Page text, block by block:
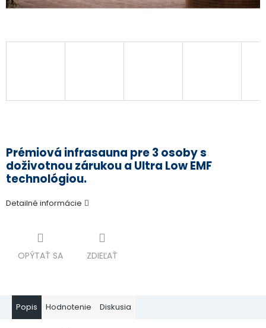
cena:
Prémiová infrasauna pre 3 osoby s
doživotnou zárukou a Ultra Low EMF
technológiou.
Detailné informácie
OPÝTAŤ SA ZDIEĽAŤ
Popis Hodnotenie Diskusia